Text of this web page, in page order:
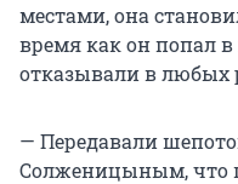
местами, она
время как он попал
отказывали в любых
— Передавали
Солженицыным, что